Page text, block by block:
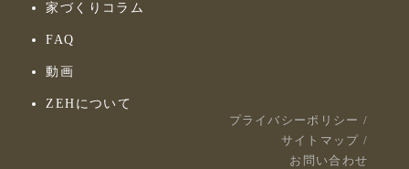
家づくりコラム
FAQ
動画
ZEHについて
プライバシーポリシー /
サイトマップ /
お問い合わせ